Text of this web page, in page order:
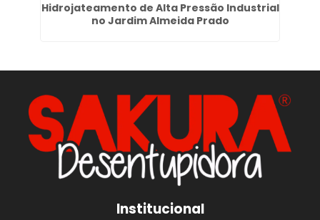
Hidrojateamento de Alta Pressão Industrial
no Jardim Almeida Prado
Institucional